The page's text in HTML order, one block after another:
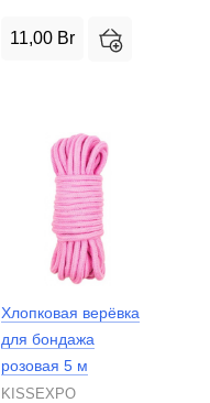
11,00 Br
Хлопковая верёвка
для бондажа
розовая 5 м
KISSEXPO